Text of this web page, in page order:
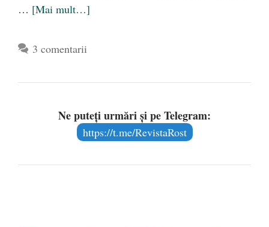
… [Mai mult…]
3 comentarii
Ne puteți urmări și pe Telegram:
https://t.me/RevistaRost